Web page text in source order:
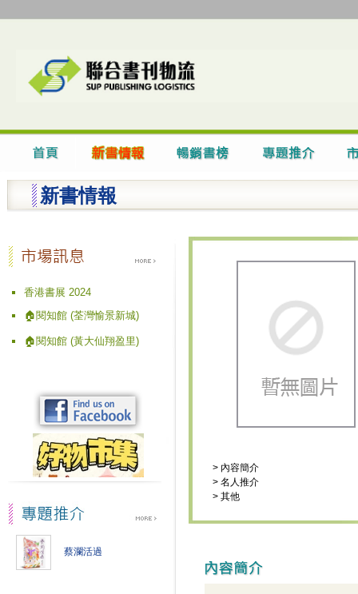
新書情報
香港書展 2024
🏠閱知館 (荃灣愉景新城)
🏠閱知館 (黃大仙翔盈里)
蔡瀾活過
> 內容簡介
> 名人推介
> 其他